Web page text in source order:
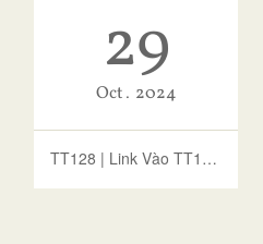
29
Oct 2024
TT128 | Link Vào TT128 Mới Nhất - Trang TT128 Chính Thức